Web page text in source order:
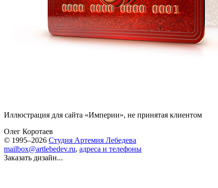
Иллюстрация для сайта «Империи», не принятая клиентом
Олег Коротаев
© 1995–2026 Студия Артемия Лебедева
mailbox@artlebedev.ru, адреса и телефоны
Заказать дизайн...